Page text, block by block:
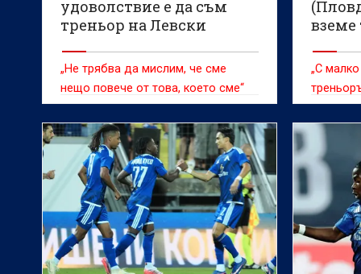
удоволствие е да съм
треньор на Левски
„Не трябва да мислим, че сме
нещо повече от това, което сме“
вземе
„С